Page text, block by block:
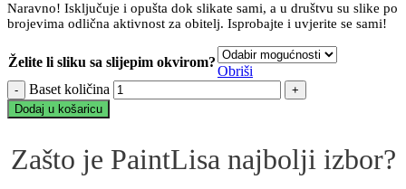
Naravno! Isključuje i opušta dok slikate sami, a u društvu su slike po
brojevima odlična aktivnost za obitelj. Isprobajte i uvjerite se sami!
Želite li sliku sa slijepim okvirom?
Obriši
Baset količina
Dodaj u košaricu
Zašto je PaintLisa najbolji izbor?